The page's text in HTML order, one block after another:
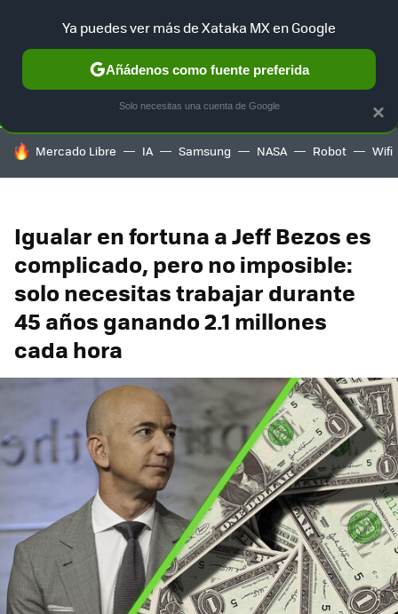
SELECCIÓN GAMING HOME AUTO TERRITORIO
HOY SE HABLA DE
Mercado Libre IA Samsung NASA Robot Wifi
Igualar en fortuna a Jeff Bezos es
complicado, pero no imposible:
solo necesitas trabajar durante
45 años ganando 2.1 millones
cada hora
×
Ya puedes ver más de Xataka MX en Google
Añádenos como fuente preferida
Solo necesitas una cuenta de Google